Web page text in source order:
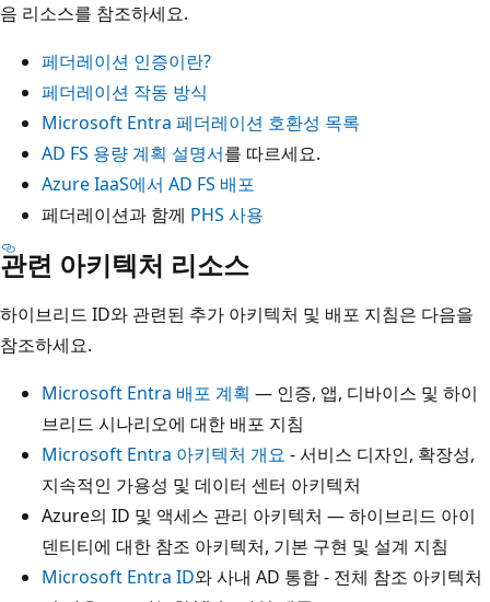
음 리소스를 참조하세요.
페더레이션 인증이란?
페더레이션 작동 방식
Microsoft Entra 페더레이션 호환성 목록
AD FS 용량 계획 설명서를 따르세요.
Azure IaaS에서 AD FS 배포
페더레이션과 함께 PHS 사용
관련 아키텍처 리소스
하이브리드 ID와 관련된 추가 아키텍처 및 배포 지침은 다음을
참조하세요.
Microsoft Entra 배포 계획 — 인증, 앱, 디바이스 및 하이
브리드 시나리오에 대한 배포 지침
Microsoft Entra 아키텍처 개요 - 서비스 디자인, 확장성,
지속적인 가용성 및 데이터 센터 아키텍처
Azure의 ID 및 액세스 관리 아키텍처 — 하이브리드 아이
덴티티에 대한 참조 아키텍처, 기본 구현 및 설계 지침
Microsoft Entra ID와 사내 AD 통합 - 전체 참조 아키텍처